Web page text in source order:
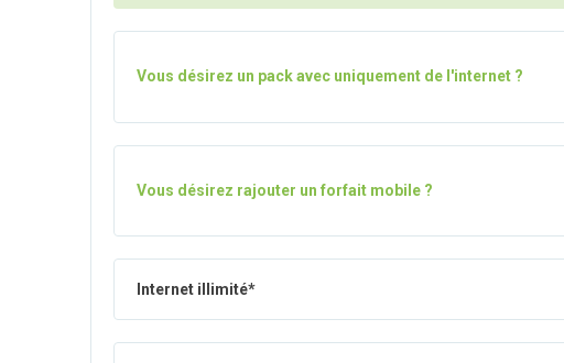
Vous désirez un pack avec uniquement de l'internet ?
Vous désirez rajouter un forfait mobile ?
Internet illimité*